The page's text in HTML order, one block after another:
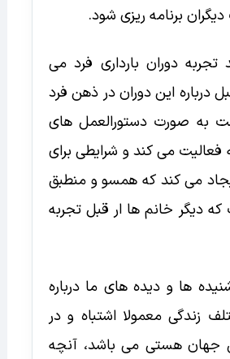
برنامه ریزی شود.
تجربه دوران بارداری فرد می
درباره این دوران در ذهن فرد
به صورت دستورالعمل های
فعالیت می کند و شرایطی برای
می کند که همسو و منطبق
دیگر خانم ها ار قبل تجربه
ها و دیده های ما درباره
زندگی معمولا اشتباه و در
جهان هستی می باشد،‌ آنچه